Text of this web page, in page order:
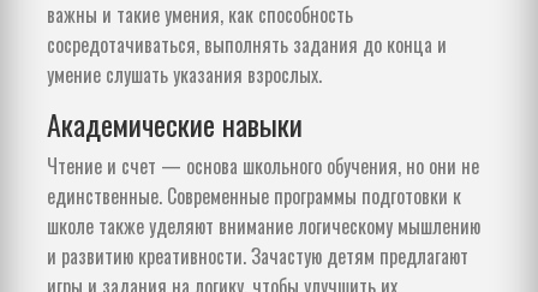
важны и такие умения, как способность
сосредотачиваться, выполнять задания до конца и
умение слушать указания взрослых.
Академические навыки
Чтение и счет — основа школьного обучения, но они не
единственные. Современные программы подготовки к
школе также уделяют внимание логическому мышлению
и развитию креативности. Зачастую детям предлагают